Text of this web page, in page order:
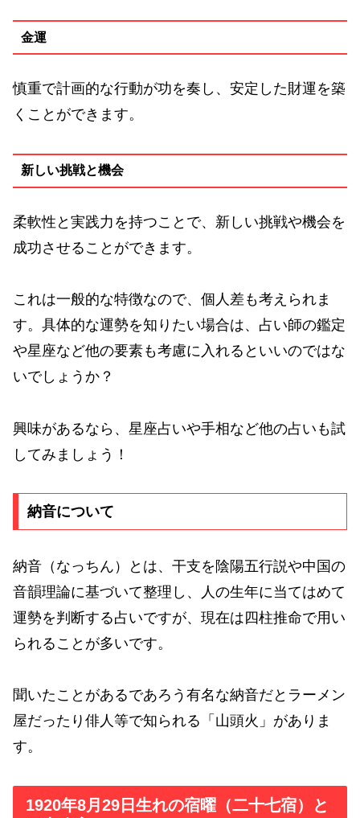
金運
慎重で計画的な行動が功を奏し、安定した財運を築
くことができます。
新しい挑戦と機会
柔軟性と実践力を持つことで、新しい挑戦や機会を
成功させることができます。
これは一般的な特徴なので、個人差も考えられま
す。具体的な運勢を知りたい場合は、占い師の鑑定
や星座など他の要素も考慮に入れるといいのではな
いでしょうか？
興味があるなら、星座占いや手相など他の占いも試
してみましょう！
納音について
納音（なっちん）とは、干支を陰陽五行説や中国の
音韻理論に基づいて整理し、人の生年に当てはめて
運勢を判断する占いですが、現在は四柱推命で用い
られることが多いです。
聞いたことがあるであろう有名な納音だとラーメン
屋だったり俳人等で知られる「山頭火」がありま
す。
1920年8月29日生れの宿曜（二十七宿）と